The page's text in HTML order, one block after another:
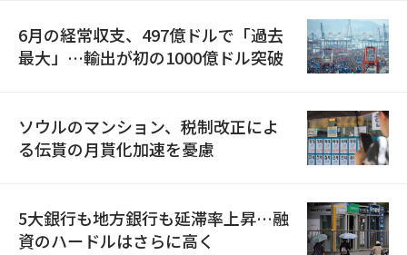
6月の経常収支、497億ドルで「過去
最大」…輸出が初の1000億ドル突破
ソウルのマンション、税制改正によ
る伝貰の月貰化加速を憂慮
5大銀行も地方銀行も延滞率上昇…融
資のハードルはさらに高く